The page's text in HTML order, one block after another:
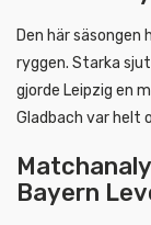
Den här
ryggen. Starka
gjorde Leipzig en
Gladbach var helt
Bayern